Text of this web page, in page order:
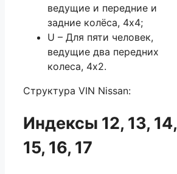
ведущие и передние и
задние колёса, 4х4;
U – Для пяти человек,
ведущие два передних
колеса, 4х2.
Структура VIN Nissan:
Индексы 12, 13, 14,
15, 16, 17